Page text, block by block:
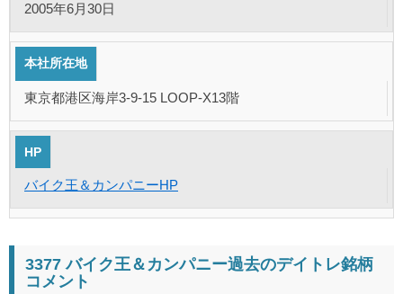
2005年6月30日
本社所在地
東京都港区海岸3-9-15 LOOP-X13階
HP
バイク王＆カンパニーHP
3377 バイク王＆カンパニー過去のデイトレ銘柄
コメント